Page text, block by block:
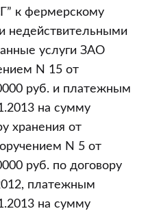
к фермерскому
недействительными
услуги ЗАО
N 15 от
руб. и платежным
на сумму
хранения от
N 5 от
руб. по договору
платежным
на сумму